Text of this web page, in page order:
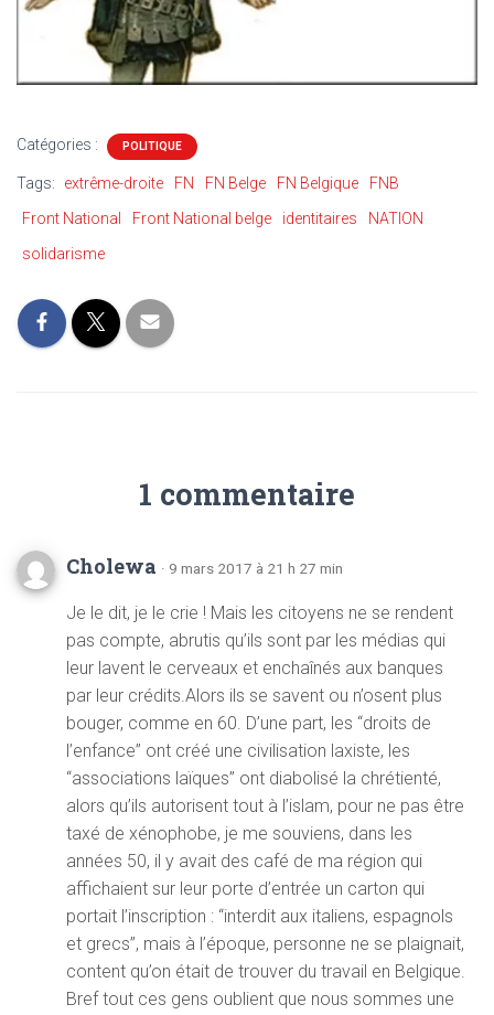
Catégories : POLITIQUE
Tags: extrême-droite FN FN Belge FN Belgique
FNB
Front National
Front National belge identitaires
NATION
solidarisme
1 commentaire
Cholewa · 9 mars 2017 à 21 h 27 min
Je le dit, je le crie ! Mais les citoyens ne se rendent
pas compte, abrutis qu’ils sont par les médias qui
leur lavent le cerveaux et enchaînés aux banques
par leur crédits.Alors ils se savent ou n’osent plus
bouger, comme en 60. D’une part, les “droits de
l’enfance” ont créé une civilisation laxiste, les
“associations laïques” ont diabolisé la chrétienté,
alors qu’ils autorisent tout à l’islam, pour ne pas être
taxé de xénophobe, je me souviens, dans les
années 50, il y avait des café de ma région qui
affichaient sur leur porte d’entrée un carton qui
portait l’inscription : “interdit aux italiens, espagnols
et grecs”, mais à l’époque, personne ne se plaignait,
content qu’on était de trouver du travail en Belgique.
Bref tout ces gens oublient que nous sommes une